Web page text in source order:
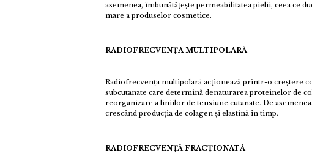
asemenea, îmbunătățește permeabilitatea pielii, ceea ce
mare a produselor cosmetice.
RADIOFRECVENȚA MULTIPOLARĂ
Radiofrecvența multipolară acționează printr-o creștere
subcutanate care determină denaturarea proteinelor de
reorganizare a liniilor de tensiune cutanate. De
crescând producția de colagen și elastină în timp.
RADIOFRECVENȚĂ FRACȚIONATĂ